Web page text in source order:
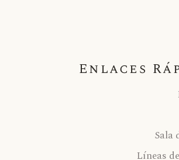
Enlaces
Sala
Líneas